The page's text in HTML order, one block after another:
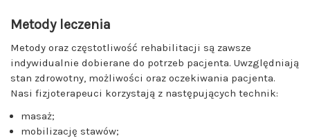
Metody leczenia
Metody oraz częstotliwość rehabilitacji są zawsze
indywidualnie dobierane do potrzeb pacjenta. Uwzględniają
stan zdrowotny, możliwości oraz oczekiwania pacjenta.
Nasi fizjoterapeuci korzystają z następujących technik:
masaż;
mobilizację stawów;